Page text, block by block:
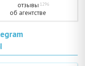
отзывы 1296
об агентстве